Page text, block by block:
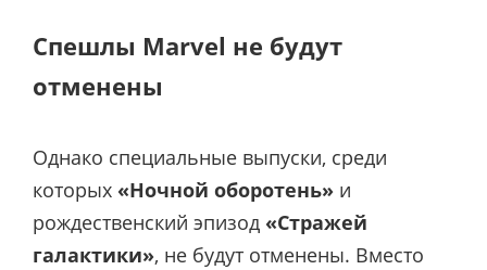
Спешлы Marvel не будут
отменены
Однако специальные выпуски, среди
которых «Ночной оборотень» и
рождественский эпизод «Стражей
галактики», не будут отменены. Вместо